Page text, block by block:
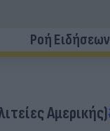
Ροή Ειδήσεων
Αμερικής)